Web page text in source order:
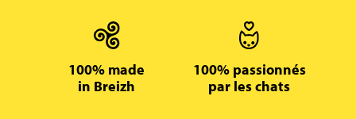
100% made
in Breizh
100% passionnés
par les chats